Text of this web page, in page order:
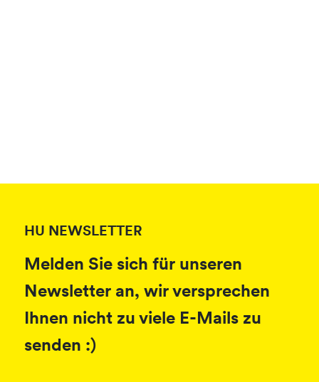
HU NEWSLETTER
Melden Sie sich für unseren
Newsletter an, wir versprechen
Ihnen nicht zu viele E-Mails zu
senden :)